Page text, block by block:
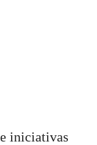
iniciativas